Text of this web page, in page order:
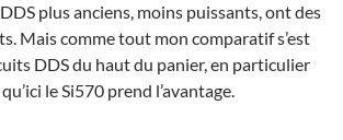
plus anciens, moins puissants, ont des
Mais comme tout mon comparatif s’est
DDS du haut du panier, en particulier
le Si570 prend l’avantage.